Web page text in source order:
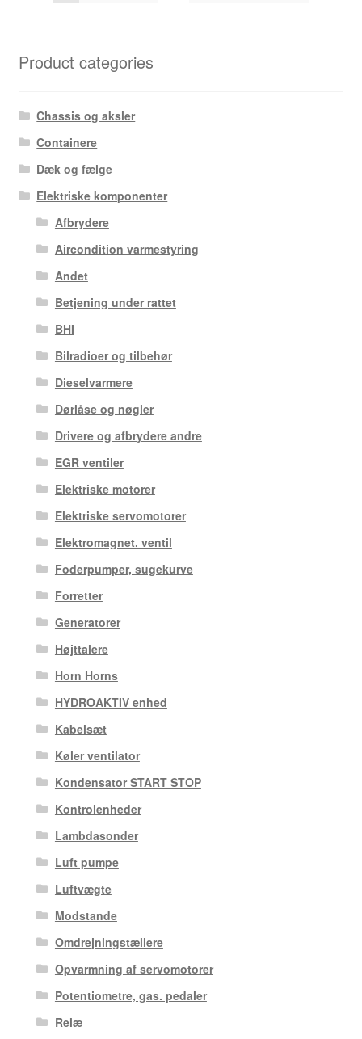
Product categories
Chassis og aksler
Containere
Dæk og fælge
Elektriske komponenter
Afbrydere
Aircondition varmestyring
Andet
Betjening under rattet
BHI
Bilradioer og tilbehør
Dieselvarmere
Dørlåse og nøgler
Drivere og afbrydere andre
EGR ventiler
Elektriske motorer
Elektriske servomotorer
Elektromagnet. ventil
Foderpumper, sugekurve
Forretter
Generatorer
Højttalere
Horn Horns
HYDROAKTIV enhed
Kabelsæt
Køler ventilator
Kondensator START STOP
Kontrolenheder
Lambdasonder
Luft pumpe
Luftvægte
Modstande
Omdrejningstællere
Opvarmning af servomotorer
Potentiometre, gas. pedaler
Relæ